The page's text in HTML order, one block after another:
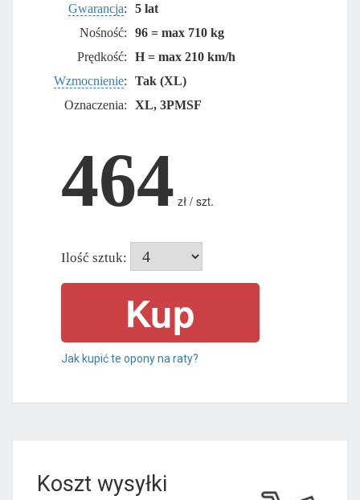
Gwarancja:
5 lat
Nośność:
96 = max 710 kg
Prędkość:
H = max 210 km/h
Wzmocnienie:
Tak (XL)
Oznaczenia:
XL, 3PMSF
464 zł / szt.
Ilość sztuk:
Jak kupić te opony na raty?
Koszt wysyłki